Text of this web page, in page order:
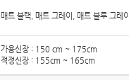
매트 블랙, 매트 그레이, 매트 블루 그레이
가용신장 : 150 cm ~ 175cm
적정신장 : 155cm ~ 165cm